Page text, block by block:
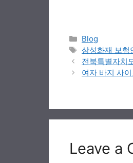
Categories
Blog
Tags
삼성화재 보험
전북특별자치
여자 바지 사
Leave a